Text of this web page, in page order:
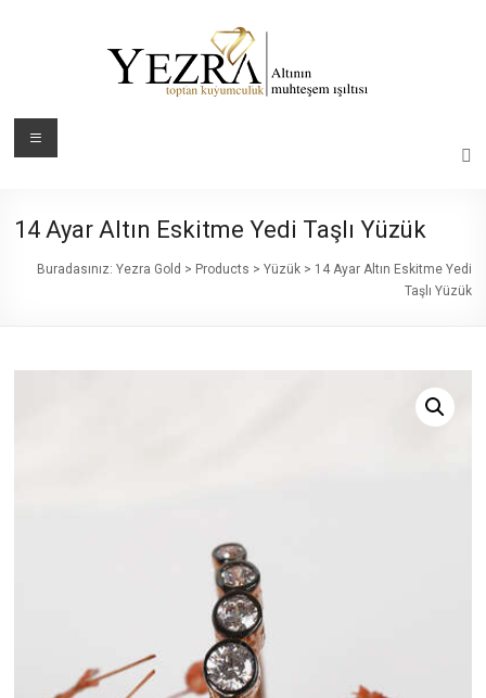
Yezra
Muhteşem
Işıltısı
Menü
14 Ayar Altın Eskitme Yedi Taşlı Yüzük
Buradasınız: Yezra Gold > Products > Yüzük> 14 Ayar Altın Eskitme Yedi
Taşlı Yüzük